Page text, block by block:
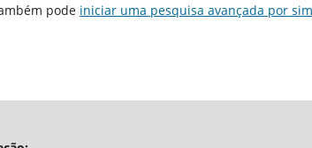
pode iniciar uma pesquisa avançada por